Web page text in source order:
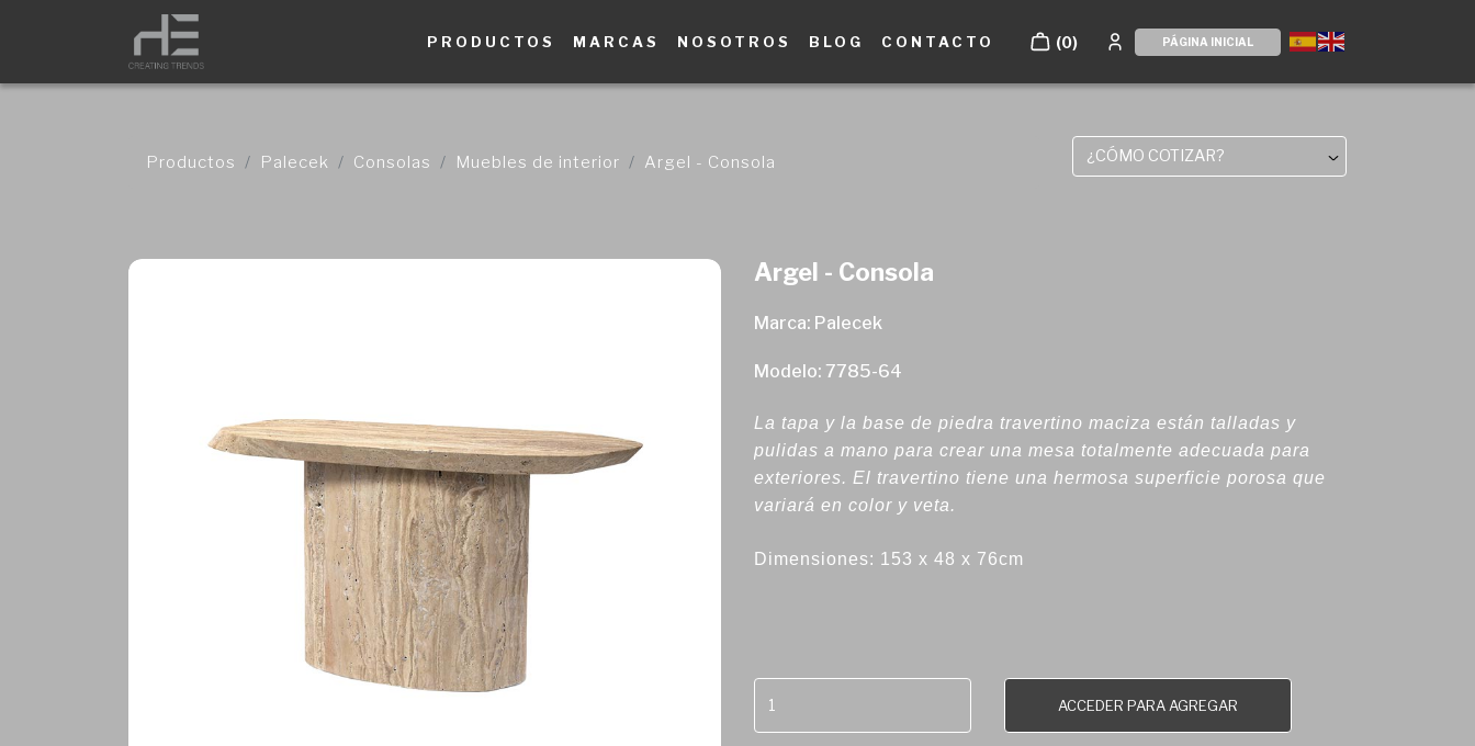
PRODUCTOS MARCAS NOSOTROS BLOG CONTACTO (0) PÁGINA INICIAL
Productos Palecek Consolas Muebles de interior Argel - Consola ¿CÓMO COTIZAR?
Argel - Consola
Marca: Palecek
Modelo: 7785-64
La tapa y la base de piedra travertino maciza están talladas y
pulidas a mano para crear una mesa totalmente adecuada para
exteriores. El travertino tiene una hermosa superficie porosa que
variará en color y veta.
Dimensiones: 153 x 48 x 76cm
ACCEDER PARA AGREGAR